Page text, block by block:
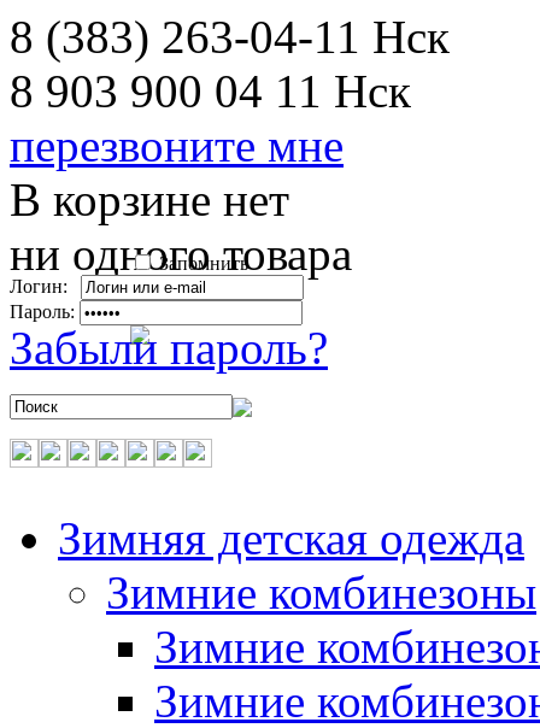
8 (383) 263-04-11 Нск
8 903 900 04 11 Нск
перезвоните мне
В корзине нет
ни одного товара
Запомнить
Логин:
Пароль:
Забыли пароль?
Зимняя детская одежда
Зимние комбинезоны
Зимние
Зимние